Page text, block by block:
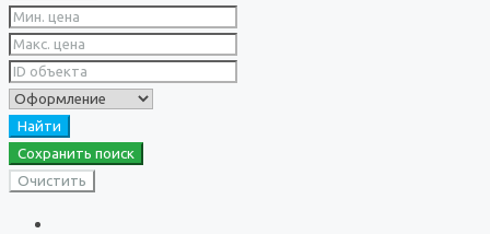
Найти
Сохранить поиск
Очистить